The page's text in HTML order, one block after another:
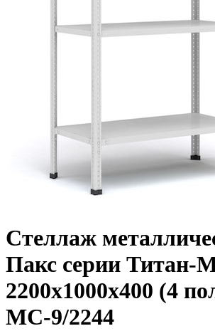
Стеллаж
Пакс серии Титан-
2200x1000x400 (4
МС-9/2244